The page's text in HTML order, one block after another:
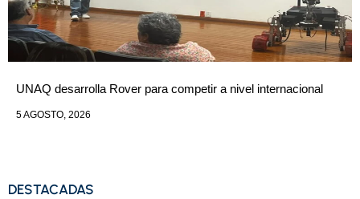
UNAQ desarrolla Rover para competir a nivel internacional
5 AGOSTO, 2026
DESTACADAS